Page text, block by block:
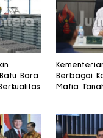
Bara
Berbagai
Mafia